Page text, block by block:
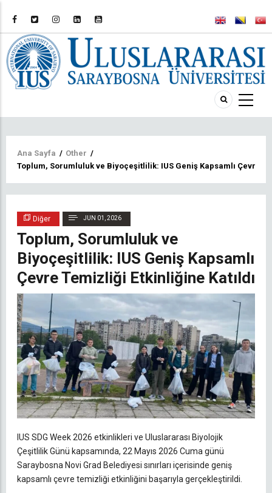
Sayfa
yolu
Ana Sayfa / Other /
Toplum, Sorumluluk ve Biyoçeşitlilik: IUS Geniş Kapsamlı Çevre
Diğer JUN 01, 2026
Toplum, Sorumluluk ve
Biyoçeşitlilik: IUS Geniş Kapsamlı
Çevre Temizliği Etkinliğine Katıldı
IUS SDG Week 2026 etkinlikleri ve Uluslararası Biyolojik
Çeşitlilik Günü kapsamında, 22 Mayıs 2026 Cuma günü
Saraybosna Novi Grad Belediyesi sınırları içerisinde geniş
kapsamlı çevre temizliği etkinliğini başarıyla gerçekleştirildi.